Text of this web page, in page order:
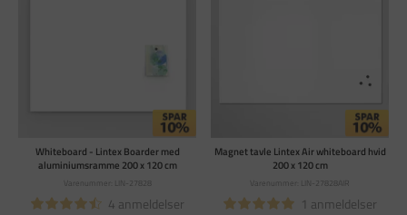
Whiteboard - Lintex Boarder med
aluminiumsramme 200 x 120 cm
Varenummer: LIN-27828
4 anmeldelser
Magnet tavle Lintex Air whiteboard hvid
200 x 120 cm
Varenummer: LIN-27828AIR
1 anmeldelser